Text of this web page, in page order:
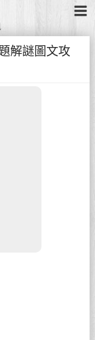
解謎圖文攻